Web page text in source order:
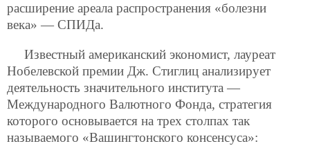
расширение ареала распространения «болезни
века» — СПИДа.
Известный американский экономист, лауреат
Нобелевской премии Дж. Стиглиц анализирует
деятельность значительного института —
Международного Валютного Фонда, стратегия
которого основывается на трех столпах так
называемого «Вашингтонского консенсуса»: